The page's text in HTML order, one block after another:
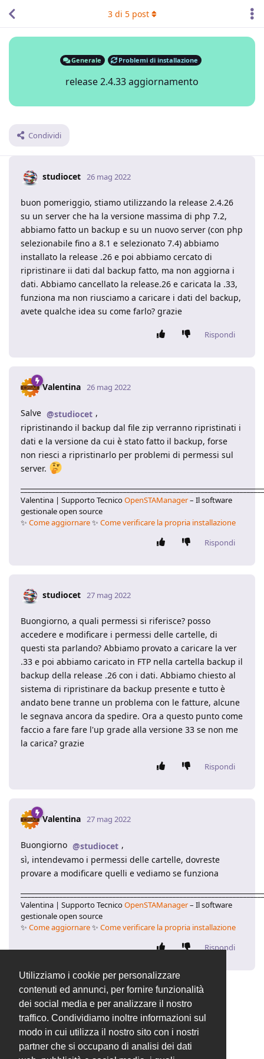
Utilizziamo i cookie per personalizzare
contenuti ed annunci, per fornire funzionalità
dei social media e per analizzare il nostro
traffico. Condividiamo inoltre informazioni sul
modo in cui utilizza il nostro sito con i nostri
partner che si occupano di analisi dei dati
Generale Problemi di installazione
release 2.4.33 aggiornamento
Condividi
3di 5post
studiocet 26 mag 2022
buon pomeriggio, stiamo utilizzando la release 2.4.26
su un server che ha la versione massima di php 7.2,
abbiamo fatto un backup e su un nuovo server (con php
selezionabile fino a 8.1 e selezionato 7.4) abbiamo
installato la release .26 e poi abbiamo cercato di
ripristinare ii dati dal backup fatto, ma non aggiorna i
dati. Abbiamo cancellato la release.26 e caricata la .33,
funziona ma non riusciamo a caricare i dati del backup,
avete qualche idea su come farlo? grazie
Rispondi
Valentina 26 mag 2022
Salve @studiocet ,
ripristinando il backup dal file zip verranno ripristinati i
dati e la versione da cui è stato fatto il backup, forse
non riesci a ripristinarlo per problemi di permessi sul
server.
Valentina | Supporto TecnicoOpenSTAManager– Il software
gestionale open source
✨ Come aggiornare✨ Come verificare la propria installazione
Rispondi
studiocet 27 mag 2022
Buongiorno, a quali permessi si riferisce? posso
accedere e modificare i permessi delle cartelle, di
questi sta parlando? Abbiamo provato a caricare la ver
.33 e poi abbiamo caricato in FTP nella cartella backup il
backup della release .26 con i dati. Abbiamo chiesto al
sistema di ripristinare da backup presente e tutto è
andato bene tranne un problema con le fatture, alcune
le segnava ancora da spedire. Ora a questo punto come
faccio a fare fare l'up grade alla versione 33 se non me
la carica? grazie
Rispondi
Valentina 27 mag 2022
Buongiorno @studiocet ,
sì, intendevamo i permessi delle cartelle, dovreste
provare a modificare quelli e vediamo se funziona
Valentina | Supporto TecnicoOpenSTAManager– Il software
gestionale open source
✨ Come aggiornare✨ Come verificare la propria installazione
Rispondi
8 MESIDOPO
Valentinaha aggiunto
Generale
Problemi di installazione
tage rimosso
Nuove release tag 11 gen 2023.